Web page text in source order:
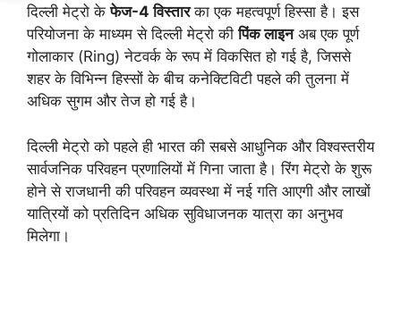
दिल्ली मेट्रो केफेज-4 विस्तारका एक महत्वपूर्ण हिस्सा है। इस
परियोजना के माध्यम से दिल्ली मेट्रो कीपिंक लाइनअब एक पूर्ण
गोलाकार (Ring) नेटवर्क के रूप में विकसित हो गई है, जिससे
शहर के विभिन्न हिस्सों के बीच कनेक्टिविटी पहले की तुलना में
अधिक सुगम और तेज हो गई है।
दिल्ली मेट्रो को पहले ही भारत की सबसे आधुनिक और विश्वस्तरीय
सार्वजनिक परिवहन प्रणालियों में गिना जाता है। रिंग मेट्रो के शुरू
होने से राजधानी की परिवहन व्यवस्था में नई गति आएगी और लाखों
यात्रियों को प्रतिदिन अधिक सुविधाजनक यात्रा का अनुभव
मिलेगा।